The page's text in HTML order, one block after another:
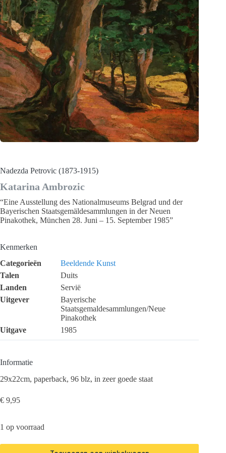
Nadezda Petrovic (1873-1915)
Katarina Ambrozic
“Eine Ausstellung des Nationalmuseums Belgrad und der
Bayerischen Staatsgemäldesammlungen in der Neuen
Pinakothek, München 28. Juni – 15. September 1985”
Kenmerken
Categorieën
Beeldende Kunst
Talen
Duits
Landen
Servië
Uitgever
Bayerische
Staatsgemaldesammlungen/Neue
Pinakothek
Uitgave
1985
Informatie
29x22cm, paperback, 96 blz, in zeer goede staat
€ 9,95
1 op voorraad